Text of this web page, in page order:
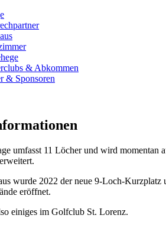
& Abkommen
& Sponsoren
umfasst 11 Löcher und wird momentan
wurde 2022 der neue 9-Loch-Kurzplatz
eröffnet.
einiges im Golfclub St. Lorenz.